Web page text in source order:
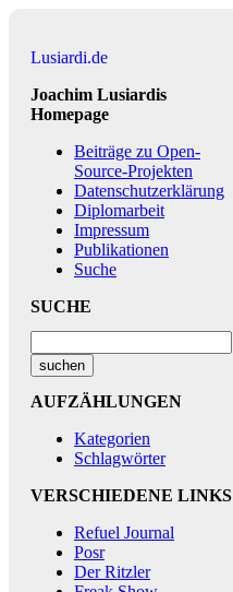
Lusiardi.de
Joachim Lusiardis
Homepage
Beiträge zu Open-
Source-Projekten
Datenschutzerklärung
Diplomarbeit
Impressum
Publikationen
Suche
SUCHE
AUFZÄHLUNGEN
Kategorien
Schlagwörter
VERSCHIEDENE LINKS
Refuel Journal
Posr
Der Ritzler